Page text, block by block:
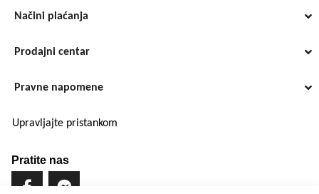
Načini plaćanja
Prodajni centar
Pravne napomene
Upravljajte pristankom
Pratite nas